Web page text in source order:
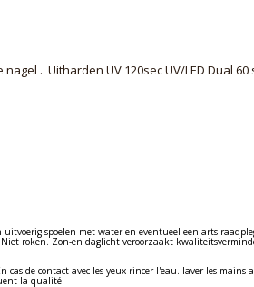
. Uitharden UV 120sec UV/LED Dual 60
spoelen met water en eventueel een arts
roken. Zon-en daglicht veroorzaakt
de contact avec les yeux rincer l'eau. laver les mains
la qualité